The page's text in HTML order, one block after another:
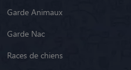
Garde Animaux
Garde Nac
Races de chiens